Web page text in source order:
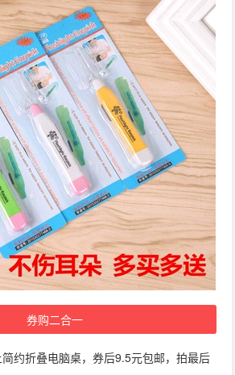
券购二合一
简约折叠电脑桌，券后9.5元包邮，拍最后